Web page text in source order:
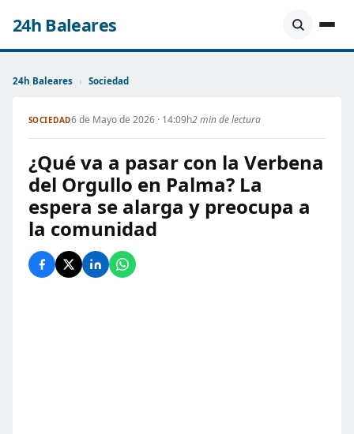
24h Baleares
24h Baleares › Sociedad
SOCIEDAD6 de Mayo de 2026 · 14:09h2 min de lectura
¿Qué va a pasar con la Verbena
del Orgullo en Palma? La
espera se alarga y preocupa a
la comunidad